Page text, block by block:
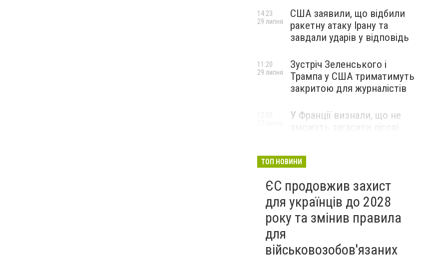
США заявили, що відбили
ракетну атаку Ірану та
завдали ударів у відповідь
14:23
29 липня
Зустріч Зеленського і
Трампа у США триматимуть
закритою для журналістів
11:20
29 липня
У Франції визнали, що не
ТОП НОВИНИ
ЄС продовжив захист
для українців до 2028
року та змінив правила
для
військовозобов'язаних